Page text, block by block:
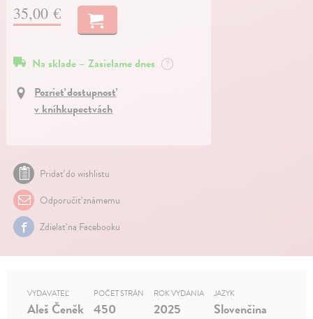
35,00 €
Na sklade – Zasielame dnes ?
Pozrieť dostupnosť
v kníhkupectvách
Pridať do wishlistu
Odporučiť známemu
Zdielať na Facebooku
VYDAVATEĽ
Aleš Čeněk
POČET STRÁN
450
ROK VYDANIA
2025
JAZYK
Slovenčina